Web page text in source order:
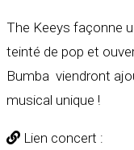
The Keeys façonne
teinté de pop et
Bumba viendront
musical unique !
Lien concert :